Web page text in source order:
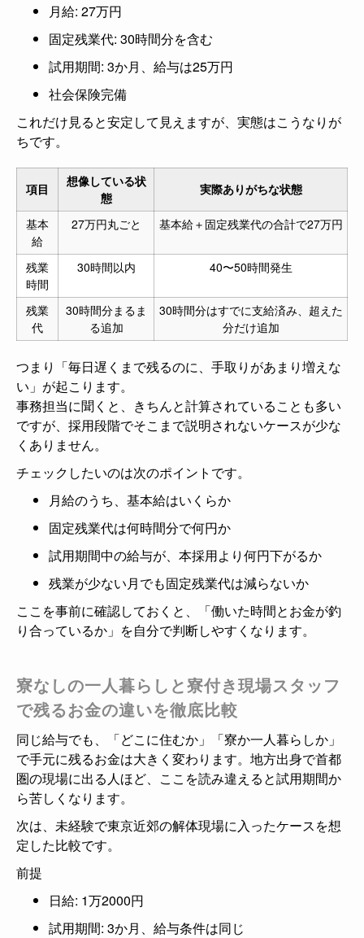
月給: 27万円
固定残業代: 30時間分を含む
試用期間: 3か月、給与は25万円
社会保険完備
これだけ見ると安定して見えますが、実態はこうなりが
ちです。
項目
想像している状
態
実際ありがちな状態
基本
給
27万円丸ごと 基本給＋固定残業代の合計で27万円
残業
時間
30時間以内 40〜50時間発生
残業
代
30時間分まるま
る追加
30時間分はすでに支給済み、超えた
分だけ追加
つまり「毎日遅くまで残るのに、手取りがあまり増えな
い」が起こります。
事務担当に聞くと、きちんと計算されていることも多い
ですが、採用段階でそこまで説明されないケースが少な
くありません。
チェックしたいのは次のポイントです。
月給のうち、基本給はいくらか
固定残業代は何時間分で何円か
試用期間中の給与が、本採用より何円下がるか
残業が少ない月でも固定残業代は減らないか
ここを事前に確認しておくと、「働いた時間とお金が釣
り合っているか」を自分で判断しやすくなります。
寮なしの一人暮らしと寮付き現場スタッフ
で残るお金の違いを徹底比較
同じ給与でも、「どこに住むか」「寮か一人暮らしか」
で手元に残るお金は大きく変わります。地方出身で首都
圏の現場に出る人ほど、ここを読み違えると試用期間か
ら苦しくなります。
次は、未経験で東京近郊の解体現場に入ったケースを想
定した比較です。
前提
日給: 1万2000円
試用期間: 3か月、給与条件は同じ